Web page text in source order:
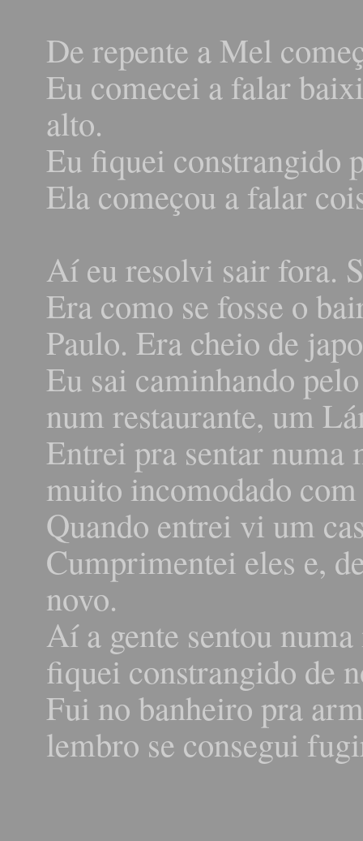
De repente a Mel
Eu comecei a falar
alto.
Eu fiquei constrangido
Ela começou a falar
Aí eu resolvi sair fora.
Era como se fosse o
Paulo. Era cheio de
Eu sai caminhando
num restaurante, um
Entrei pra sentar numa
muito incomodado
Quando entrei vi um
Cumprimentei eles e,
novo.
Aí a gente sentou
fiquei constrangido de
Fui no banheiro pra
lembro se consegui